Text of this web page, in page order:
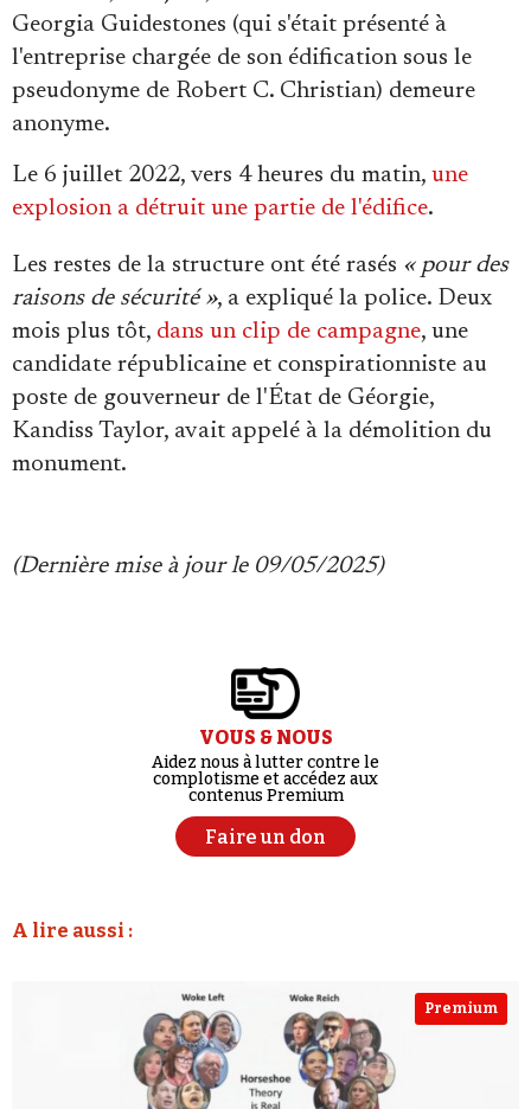
Georgia Guidestones (qui s'était présenté à
l'entreprise chargée de son édification sous le
pseudonyme de Robert C. Christian) demeure
anonyme.
Le 6 juillet 2022, vers 4 heures du matin, une
explosion a détruit une partie de l'édifice.
Les restes de la structure ont été rasés « pour des
raisons de sécurité », a expliqué la police. Deux
mois plus tôt, dans un clip de campagne, une
candidate républicaine et conspirationniste au
poste de gouverneur de l'État de Géorgie,
Kandiss Taylor, avait appelé à la démolition du
monument.
(Dernière mise à jour le 09/05/2025)
VOUS & NOUS
Aidez nous à lutter contre le
complotisme et accédez aux
contenus Premium
Faire un don
A lire aussi :
Premium